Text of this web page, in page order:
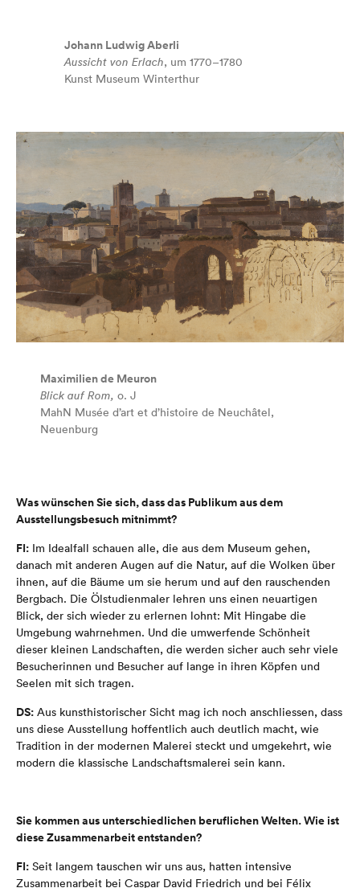
Johann Ludwig Aberli
Aussicht von Erlach, um 1770–1780
Kunst Museum Winterthur
Maximilien de Meuron
Blick auf Rom, o. J
MahN Musée d’art et d’histoire de Neuchâtel,
Neuenburg
Was wünschen Sie sich, dass das Publikum aus dem
Ausstellungsbesuch mitnimmt?
FI: Im Idealfall schauen alle, die aus dem Museum gehen,
danach mit anderen Augen auf die Natur, auf die Wolken über
ihnen, auf die Bäume um sie herum und auf den rauschenden
Bergbach. Die Ölstudienmaler lehren uns einen neuartigen
Blick, der sich wieder zu erlernen lohnt: Mit Hingabe die
Umgebung wahrnehmen. Und die umwerfende Schönheit
dieser kleinen Landschaften, die werden sicher auch sehr viele
Besucherinnen und Besucher auf lange in ihren Köpfen und
Seelen mit sich tragen.
DS: Aus kunsthistorischer Sicht mag ich noch anschliessen, dass
uns diese Ausstellung hoffentlich auch deutlich macht, wie
Tradition in der modernen Malerei steckt und umgekehrt, wie
modern die klassische Landschaftsmalerei sein kann.
Sie kommen aus unterschiedlichen beruflichen Welten. Wie ist
diese Zusammenarbeit entstanden?
FI: Seit langem tauschen wir uns aus, hatten intensive
Zusammenarbeit bei Caspar David Friedrich und bei Félix